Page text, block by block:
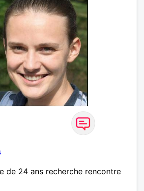
de 24 ans recherche rencontre